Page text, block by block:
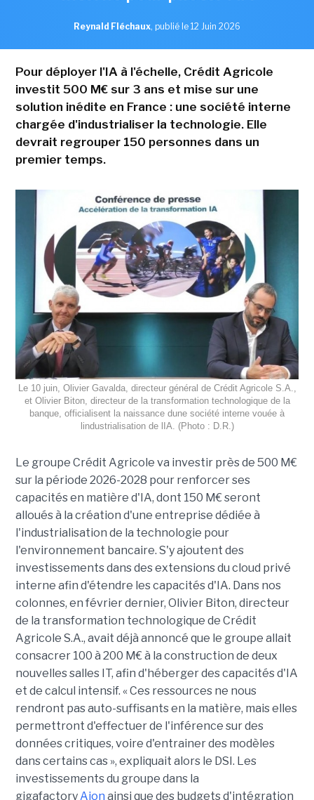
Reynald Fléchaux, publié le 12 Juin 2026
Pour déployer l'IA à l'échelle, Crédit Agricole
investit 500 M€ sur 3 ans et mise sur une
solution inédite en France : une société interne
chargée d'industrialiser la technologie. Elle
devrait regrouper 150 personnes dans un
premier temps.
Le 10 juin, Olivier Gavalda, directeur général de Crédit Agricole S.A.,
et Olivier Biton, directeur de la transformation technologique de la
banque, officialisent la naissance dune société interne vouée à
lindustrialisation de lIA. (Photo : D.R.)
Le groupe Crédit Agricole va investir près de 500 M€
sur la période 2026-2028 pour renforcer ses
capacités en matière d'IA, dont 150 M€ seront
alloués à la création d'une entreprise dédiée à
l'industrialisation de la technologie pour
l'environnement bancaire. S'y ajoutent des
investissements dans des extensions du cloud privé
interne afin d'étendre les capacités d'IA. Dans nos
colonnes, en février dernier, Olivier Biton, directeur
de la transformation technologique de Crédit
Agricole S.A., avait déjà annoncé que le groupe allait
consacrer 100 à 200 M€ à la construction de deux
nouvelles salles IT, afin d'héberger des capacités d'IA
et de calcul intensif. « Ces ressources ne nous
rendront pas auto-suffisants en la matière, mais elles
permettront d'effectuer de l'inférence sur des
données critiques, voire d'entrainer des modèles
dans certains cas », expliquait alors le DSI. Les
investissements du groupe dans la
gigafactoryAion ainsi que des budgets d'intégration